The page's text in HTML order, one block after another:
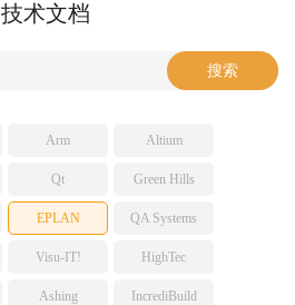
技术文档
Arm Altium
Qt Green Hills
EPLAN QA Systems
Visu-IT! HighTec
Ashing IncrediBuild